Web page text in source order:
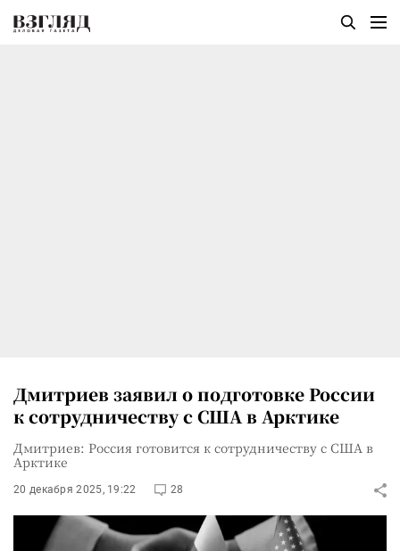
Дмитриев заявил о подготовке России
к сотрудничеству с США в Арктике
Дмитриев: Россия готовится к сотрудничеству с США в
Арктике
20 декабря 2025, 19:22 28